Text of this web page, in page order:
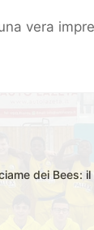
vera
dei Bees: